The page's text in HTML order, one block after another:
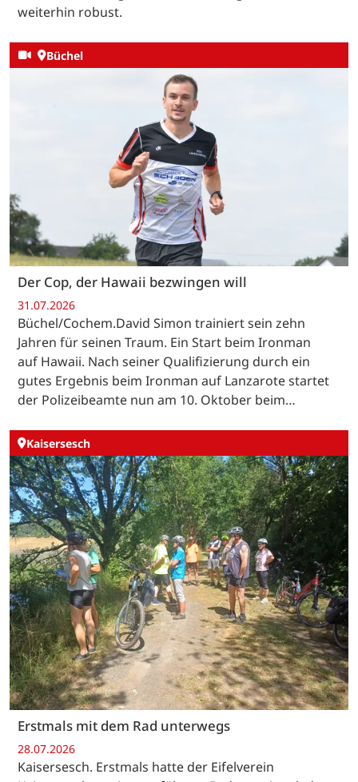
weiterhin robust.
Büchel
Der Cop, der Hawaii bezwingen will
31.07.2026
Büchel/Cochem.David Simon trainiert sein zehn
Jahren für seinen Traum. Ein Start beim Ironman
auf Hawaii. Nach seiner Qualifizierung durch ein
gutes Ergebnis beim Ironman auf Lanzarote startet
der Polizeibeamte nun am 10. Oktober beim…
Kaisersesch
Erstmals mit dem Rad unterwegs
28.07.2026
Kaisersesch. Erstmals hatte der Eifelverein